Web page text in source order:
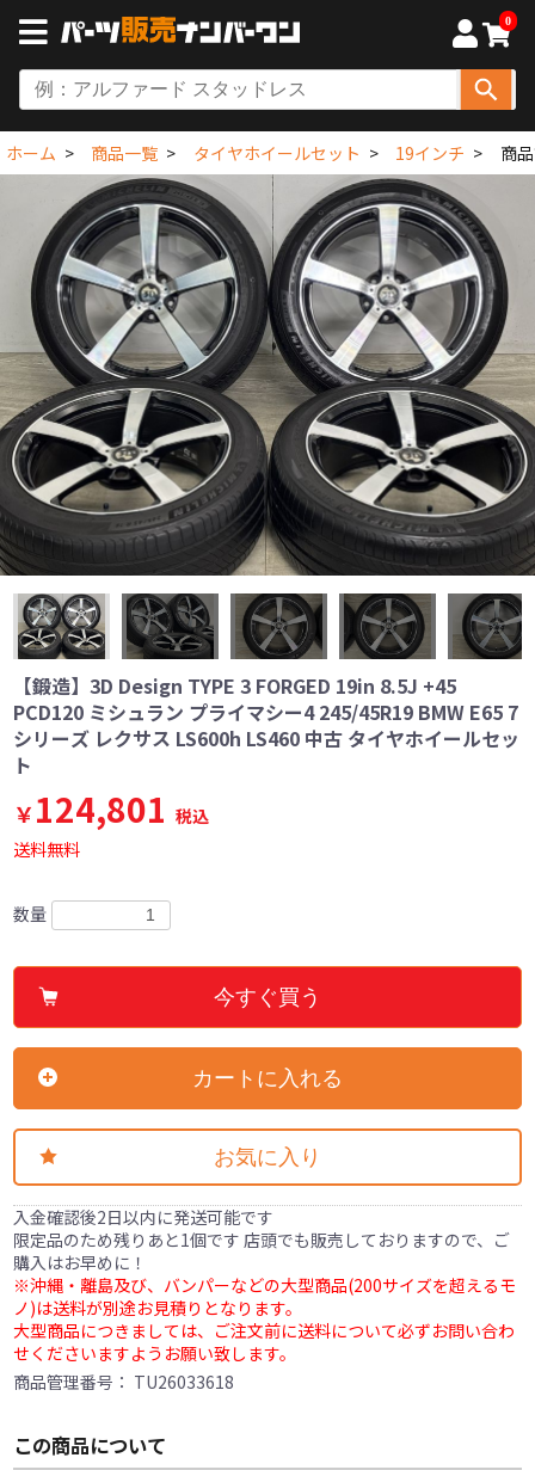
0
ホーム 商品一覧 タイヤホイールセット 19インチ 商
【鍛造】3D Design TYPE 3 FORGED 19in 8.5J +45
PCD120 ミシュラン プライマシー4 245/45R19 BMW E65 7
シリーズ レクサス LS600h LS460 中古 タイヤホイールセッ
ト
￥124,801 税込
送料無料
数量
今すぐ買う
カートに入れる
お気に入り
入金確認後2日以内に発送可能です
限定品のため残りあと1個です 店頭でも販売しておりますので、ご
購入はお早めに！
※沖縄・離島及び、バンパーなどの大型商品(200サイズを超えるモ
ノ)は送料が別途お見積りとなります。
大型商品につきましては、ご注文前に送料について必ずお問い合わ
せくださいますようお願い致します。
商品管理番号： TU26033618
この商品について